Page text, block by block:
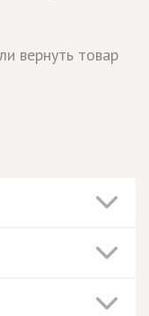
вернуть товар